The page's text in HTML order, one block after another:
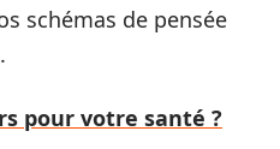
schémas de pensée
pour votre santé ?